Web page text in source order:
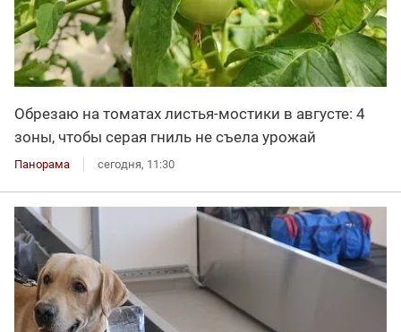
Обрезаю на томатах листья-мостики в августе: 4
зоны, чтобы серая гниль не съела урожай
Панорама сегодня, 11:30